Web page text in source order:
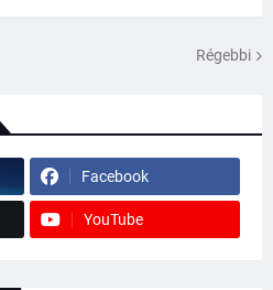
Régebbi
Facebook
YouTube